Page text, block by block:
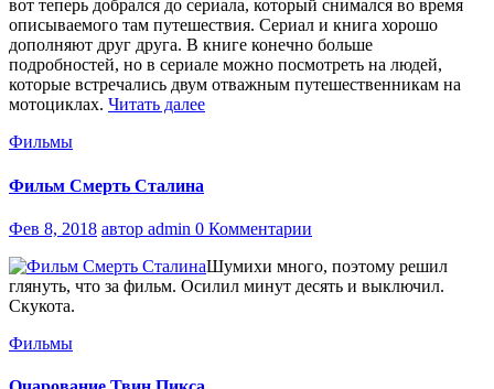
вот теперь добрался до сериала, который снимался во время
описываемого там путешествия. Сериал и книга хорошо
дополняют друг друга. В книге конечно больше
подробностей, но в сериале можно посмотреть на людей,
которые встречались двум отважным путешественникам на
мотоциклах. Читать далее
Фильмы
Фильм Смерть Сталина
Фев 8, 2018 автор admin 0 Комментарии
Шумихи много, поэтому решил
глянуть, что за фильм. Осилил минут десять и выключил.
Скукота.
Фильмы